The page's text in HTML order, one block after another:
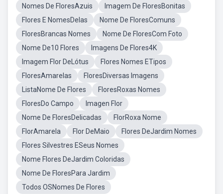
Nomes De FloresAzuis
Imagem De FloresBonitas
Flores E NomesDelas
Nome De FloresComuns
FloresBrancas Nomes
Nome De FloresCom Foto
Nome De10 Flores
Imagens De Flores4K
Imagem Flor DeLótus
Flores Nomes ETipos
FloresAmarelas
FloresDiversas Imagens
ListaNome De Flores
FloresRoxas Nomes
FloresDo Campo
Imagen Flor
Nome De FloresDelicadas
FlorRoxa Nome
FlorAmarela
Flor DeMaio
Flores DeJardim Nomes
Flores Silvestres ESeus Nomes
Nome Flores DeJardim Coloridas
Nome De FloresPara Jardim
Todos OSNomes De Flores